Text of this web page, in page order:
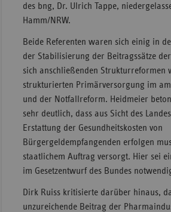
des bng, Dr. Ulrich Tappe,
Hamm/NRW.
Beide Referenten waren sich einig in
der Stabilisierung der Beitragssätze der
sich anschließenden Strukturreformen
strukturierten Primärversorgung im
und der Notfallreform. Heidmeier
sehr deutlich, dass aus Sicht des
Erstattung der Gesundheitskosten von
Bürgergeldempfangenden erfolgen
staatlichem Auftrag versorgt. Hier sei
im Gesetzentwurf des Bundes
Dirk Ruiss kritisierte darüber hinaus,
unzureichende Beitrag der